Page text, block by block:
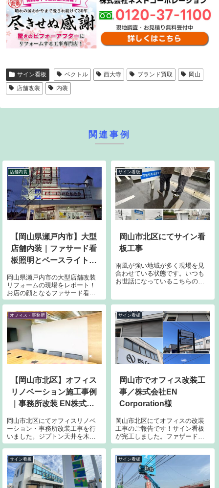
サイン看板 ベクトル 西大寺 ブランド買取
岡山
店舗改装
内装
関連事例
店舗内装
【岡山県瀬戸内市】大型
店舗内装｜ファサード看
板照明とベースライト設
岡山県瀬戸内市の大型店舗改装
リフォームの現場をレポート！
お店の顔となるファサード看板
照明の新設や、店内のベースラ
のチームワークと機動力でお客
様のオープン予定日にしっかり
間に合わせます。店舗リフォー
ムはネストにお任せください！
サイン看板
岡山市北区にてサイン看
板工事
雨風が強い地域が多く現場を見
合わせている状態です。いつも
お世話になっているこちらの学
て再製作です。
オフィス・事務所
【岡山市北区】オフィス
リノベーション施工事例
｜事務所改装 EN株式会
岡山市北区にてオフィスリノベ
ーション・事務所改装工事を行
いました。ジプトン天井を木目
クロスへリフォームし、黒板塗
も施工。働きやすくデザイン性
の高いオフィス空間へ生まれ変
わった施工事例をご紹介しま
す。
サイン看板
岡山市でオフィス改装工
事／株式会社EN
Corporation様
岡山市北区にてオフィスの改装
工事のご報告です！サイン看板
が完工しました。ファザード看
板はベースはアルミ板で、カル
ガラスサインを貼り、ポール看
板も設置です。完璧過ぎる！素
晴らしい出来栄えで言うことな
し。
サイン看板 サイン看板